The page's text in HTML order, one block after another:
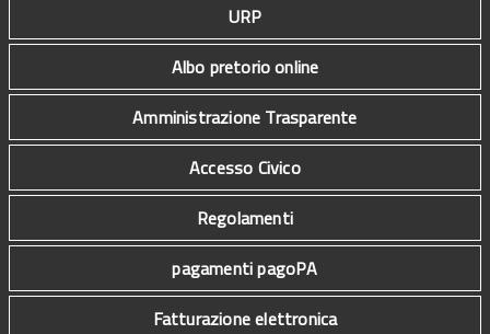
URP
Albo pretorio online
Amministrazione Trasparente
Accesso Civico
Regolamenti
pagamenti pagoPA
Fatturazione elettronica